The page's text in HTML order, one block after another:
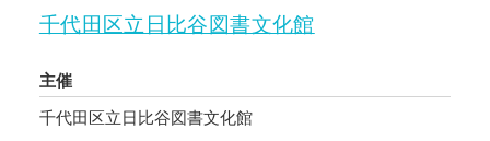
千代田区立日比谷図書文化館
主催
千代田区立日比谷図書文化館